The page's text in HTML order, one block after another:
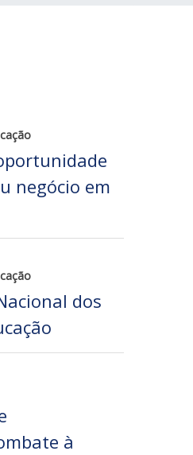
negócio em
dos
à